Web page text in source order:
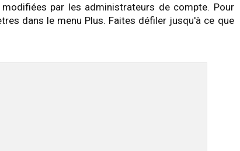
par les administrateurs de compte. Pour
dans le menu Plus. Faites défiler jusqu'à ce que